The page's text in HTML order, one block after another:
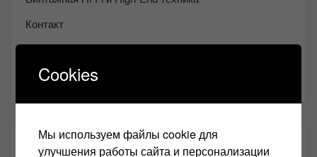
Контакт
Одноклассники
Youtube
ТАКЖЕ ЧИТАЕМ:
Cookies
Мы используем файлы cookie для
улучшения работы сайта и персонализации